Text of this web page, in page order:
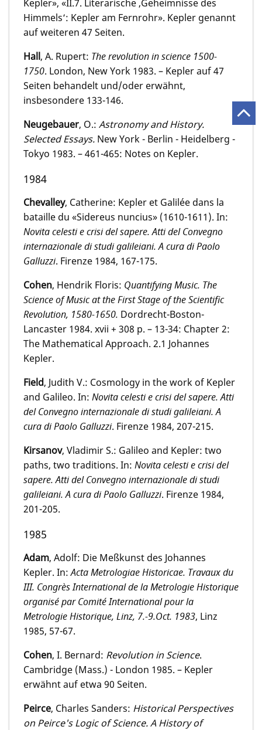
Kepler», «II.7. Literarische ‚Geheimnisse des
Himmels‘: Kepler am Fernrohr». Kepler genannt
auf weiteren 47 Seiten.
Hall, A. Rupert: The revolution in science 1500-
1750. London, New York 1983. – Kepler auf 47
Seiten behandelt und/oder erwähnt,
insbesondere 133-146.
Neugebauer, O.: Astronomy and History.
Selected Essays. New York - Berlin - Heidelberg -
Tokyo 1983. – 461-465: Notes on Kepler.
1984
Chevalley, Catherine: Kepler et Galilée dans la
bataille du «Sidereus nuncius» (1610-1611). In:
Novita celesti e crisi del sapere. Atti del Convegno
internazionale di studi galileiani. A cura di Paolo
Galluzzi. Firenze 1984, 167-175.
Cohen, Hendrik Floris: Quantifying Music. The
Science of Music at the First Stage of the Scientific
Revolution, 1580-1650. Dordrecht-Boston-
Lancaster 1984. xvii + 308 p. – 13-34: Chapter 2:
The Mathematical Approach. 2.1 Johannes
Kepler.
Field, Judith V.: Cosmology in the work of Kepler
and Galileo. In: Novita celesti e crisi del sapere. Atti
del Convegno internazionale di studi galileiani. A
cura di Paolo Galluzzi. Firenze 1984, 207-215.
Kirsanov, Vladimir S.: Galileo and Kepler: two
paths, two traditions. In: Novita celesti e crisi del
sapere. Atti del Convegno internazionale di studi
galileiani. A cura di Paolo Galluzzi. Firenze 1984,
201-205.
1985
Adam, Adolf: Die Meßkunst des Johannes
Kepler. In:Acta Metrologiae Historicae. Travaux du
III. Congrès International de la Metrologie Historique
organisé par Comité International pour la
Metrologie Historique, Linz, 7.-9.Oct. 1983, Linz
1985, 57-67.
Cohen, I. Bernard: Revolution in Science.
Cambridge (Mass.) - London 1985. – Kepler
erwähnt auf etwa 90 Seiten.
Peirce, Charles Sanders: Historical Perspectives
on Peirce's Logic of Science. A History of